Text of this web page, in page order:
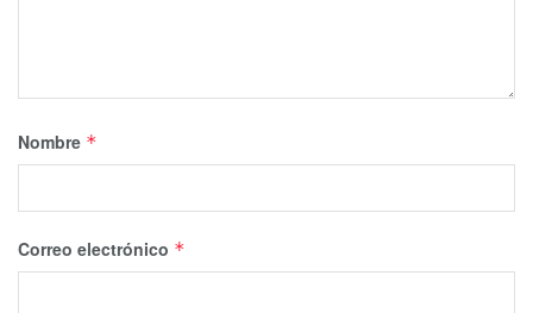
Nombre *
Correo electrónico *